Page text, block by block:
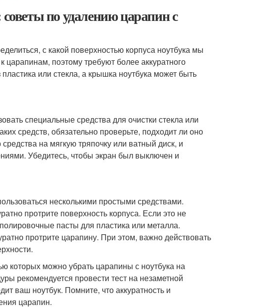
по удалению царапин с
с какой поверхностью корпуса ноутбука мы
поэтому требуют более аккуратного
или стекла, а крышка ноутбука может быть
специальные средства для очистки стекла или
средств, обязательно проверьте, подходит ли оно
на мягкую тряпочку или ватный диск, и
Убедитесь, чтобы экран был выключен и
несколькими простыми средствами.
протрите поверхность корпуса. Если это не
пасты для пластика или металла.
протрите царапину. При этом, важно действовать
которых можно убрать царапины с ноутбука на
рекомендуется провести тест на незаметной
ваш ноутбук. Помните, что аккуратность и
царапин.